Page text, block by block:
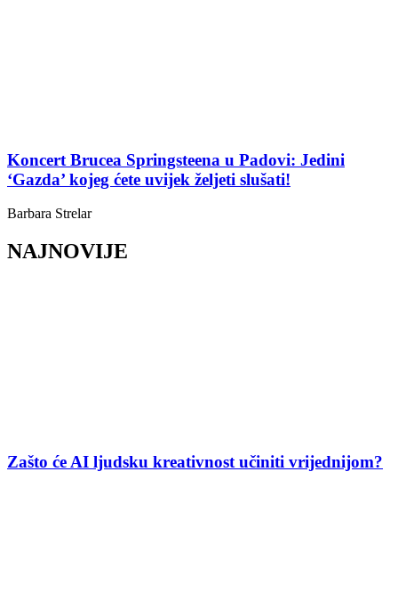
Koncert Brucea Springsteena u Padovi: Jedini
‘Gazda’ kojeg ćete uvijek željeti slušati!
Barbara Strelar
NAJNOVIJE
Zašto će AI ljudsku kreativnost učiniti vrijednijom?